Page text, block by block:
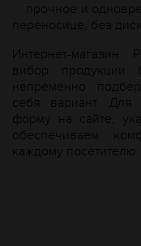
прочное и
переносице, без
Интернет-магазин
вибор продукции
непременно
себя вариант. Для
форму на сайте,
обеспечиваем
каждому посетителю.